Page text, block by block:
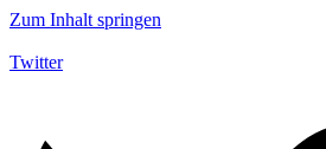
Zum Inhalt springen
Twitter